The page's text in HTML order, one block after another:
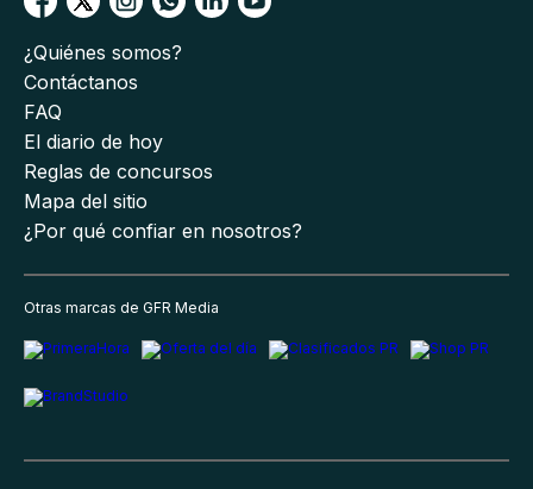
¿Quiénes somos?
Contáctanos
FAQ
El diario de hoy
Reglas de concursos
Mapa del sitio
¿Por qué confiar en nosotros?
Otras marcas de GFR Media